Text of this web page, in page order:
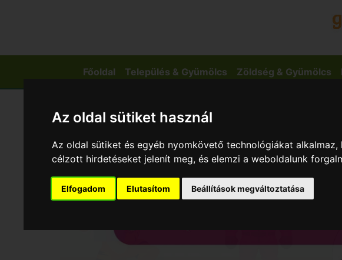
Az oldal sütiket használ
Az oldal sütiket és egyéb nyomkövető technológiákat
célzott hirdetéseket jelenít meg, és elemzi a weboldalunk
Elfogadom Elutasítom Beállítások megváltoztatása
Főoldal Település & Gyümölcs Zöldség & Gyümölcs